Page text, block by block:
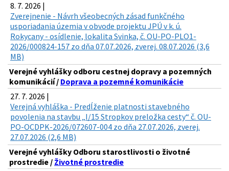
8. 7. 2026 |
Zverejnenie - Návrh všeobecných zásad funkčného
usporiadania územia v obvode projektu JPÚ v k. ú.
Rokycany - osídlenie, lokalita Svinka, č. OU-PO-PLO1-
2026/000824-157 zo dňa 07.07.2026, zverej. 08.07.2026 (3,6
MB)
Verejné vyhlášky odboru cestnej dopravy a pozemných
komunikácií / Doprava a pozemné komunikácie
27. 7. 2026 |
Verejná vyhláška - Predĺženie platnosti stavebného
povolenia na stavbu „I/15 Stropkov preložka cesty“ č. OU-
PO-OCDPK-2026/072607-004 zo dňa 27.07.2026, zverej.
27.07.2026 (2,6 MB)
Verejné vyhlášky Odboru starostlivosti o životné
prostredie / Životné prostredie